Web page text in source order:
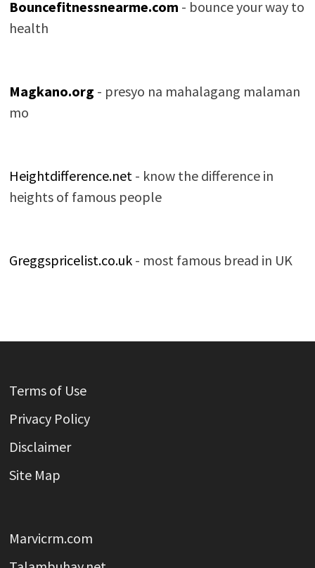
Bouncefitnessnearme.com - bounce your way to
health
Magkano.org - presyo na mahalagang malaman
mo
Heightdifference.net- know the difference in
heights of famous people
Greggspricelist.co.uk- most famous bread in UK
Terms of Use
Privacy Policy
Disclaimer
Site Map
Marvicrm.com